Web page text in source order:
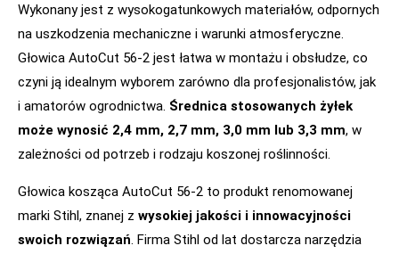
Wykonany jest z wysokogatunkowych materiałów, odpornych
na uszkodzenia mechaniczne i warunki atmosferyczne.
Głowica AutoCut 56-2 jest łatwa w montażu i obsłudze, co
czyni ją idealnym wyborem zarówno dla profesjonalistów, jak
i amatorów ogrodnictwa. Średnica stosowanych żyłek
może wynosić 2,4 mm, 2,7 mm, 3,0 mm lub 3,3 mm, w
zależności od potrzeb i rodzaju koszonej roślinności.
Głowica kosząca AutoCut 56-2 to produkt renomowanej
marki Stihl, znanej z wysokiej jakości i innowacyjności
swoich rozwiązań. Firma Stihl od lat dostarcza narzędzia